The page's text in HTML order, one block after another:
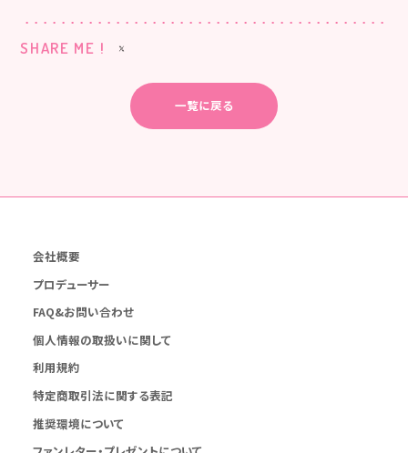
SHARE ME !
一覧に戻る
会社概要
プロデューサー
FAQ&お問い合わせ
個人情報の取扱いに関して
利用規約
特定商取引法に関する表記
推奨環境について